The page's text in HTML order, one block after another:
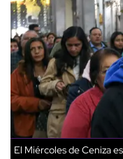
El Miércoles de Ceniza